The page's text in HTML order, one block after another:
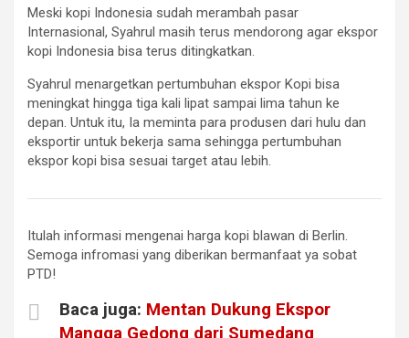
Meski kopi Indonesia sudah merambah pasar
Internasional, Syahrul masih terus mendorong agar ekspor
kopi Indonesia bisa terus ditingkatkan.
Syahrul menargetkan pertumbuhan ekspor Kopi bisa
meningkat hingga tiga kali lipat sampai lima tahun ke
depan. Untuk itu, Ia meminta para produsen dari hulu dan
eksportir untuk bekerja sama sehingga pertumbuhan
ekspor kopi bisa sesuai target atau lebih.
Itulah informasi mengenai harga kopi blawan di Berlin.
Semoga infromasi yang diberikan bermanfaat ya sobat
PTD!
Baca juga: Mentan Dukung Ekspor
Mangga Gedong dari Sumedang